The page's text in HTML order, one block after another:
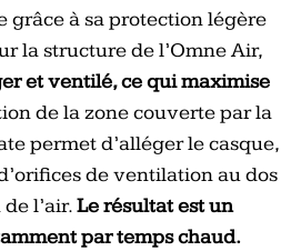
grâce à sa protection légère
la structure de l’Omne Air,
et ventilé, ce qui maximise
de la zone couverte par la
permet d’alléger le casque,
de ventilation au dos
l’air.Le résultat est un
par temps chaud.